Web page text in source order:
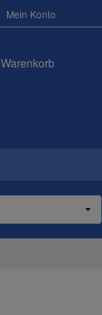
Mein Konto
Warenkorb